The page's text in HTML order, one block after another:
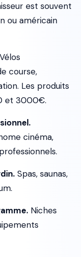
est souvent
ou américain
Vélos
course,
Les produits
et 3000€.
cinéma,
Spas, saunas,
Niches